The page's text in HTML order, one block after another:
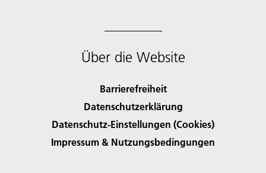
Über die Website
Barrierefreiheit
Datenschutzerklärung
Datenschutz-Einstellungen (Cookies)
Impressum & Nutzungsbedingungen